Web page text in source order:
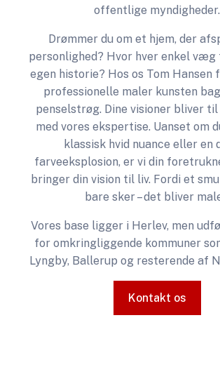
offentlige myndigheder.
Drømmer du om et hjem, der
personlighed? Hvor hver enkel
egen historie? Hos os Tom Hansen
professionelle maler kunsten
penselstrøg. Dine visioner bliver
med vores ekspertise. Uanset om
klassisk hvid nuance eller en
farveeksplosion, er vi din
bringer din vision til liv. Fordi et
bare sker – det bliver
Vores base ligger i Herlev, men
for omkringliggende kommuner
Lyngby, Ballerup og resterende af
Kontakt os